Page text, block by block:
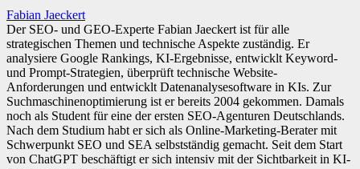
Fabian Jaeckert
Der SEO- und GEO-Experte Fabian Jaeckert ist für alle
strategischen Themen und technische Aspekte zuständig. Er
analysiere Google Rankings, KI-Ergebnisse, entwicklt Keyword-
und Prompt-Strategien, überprüft technische Website-
Anforderungen und entwicklt Datenanalysesoftware in KIs. Zur
Suchmaschinenoptimierung ist er bereits 2004 gekommen. Damals
noch als Student für eine der ersten SEO-Agenturen Deutschlands.
Nach dem Studium habt er sich als Online-Marketing-Berater mit
Schwerpunkt SEO und SEA selbstständig gemacht. Seit dem Start
von ChatGPT beschäftigt er sich intensiv mit der Sichtbarkeit in KI-